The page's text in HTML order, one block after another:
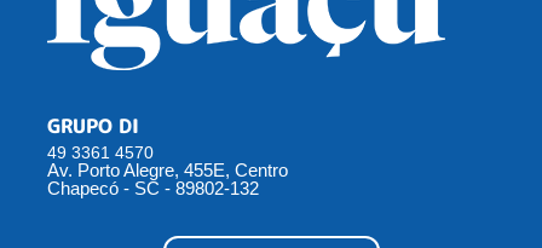
GRUPO DI
49 3361 4570
Av. Porto Alegre, 455E, Centro
Chapecó - SC - 89802-132